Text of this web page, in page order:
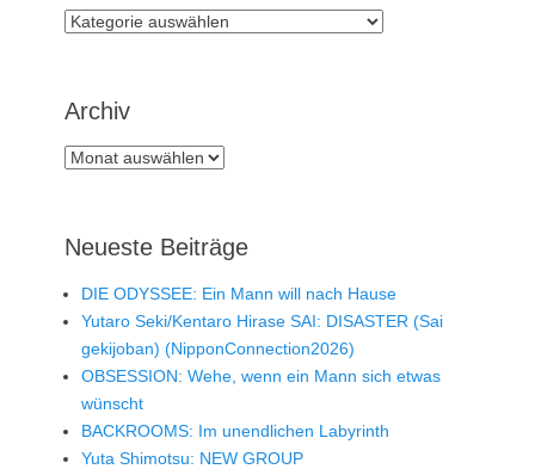
Rubriken
Archiv
Archiv
Neueste Beiträge
DIE ODYSSEE: Ein Mann will nach Hause
Yutaro Seki/Kentaro Hirase SAI: DISASTER (Sai
gekijoban) (NipponConnection2026)
OBSESSION: Wehe, wenn ein Mann sich etwas
wünscht
BACKROOMS: Im unendlichen Labyrinth
Yuta Shimotsu: NEW GROUP